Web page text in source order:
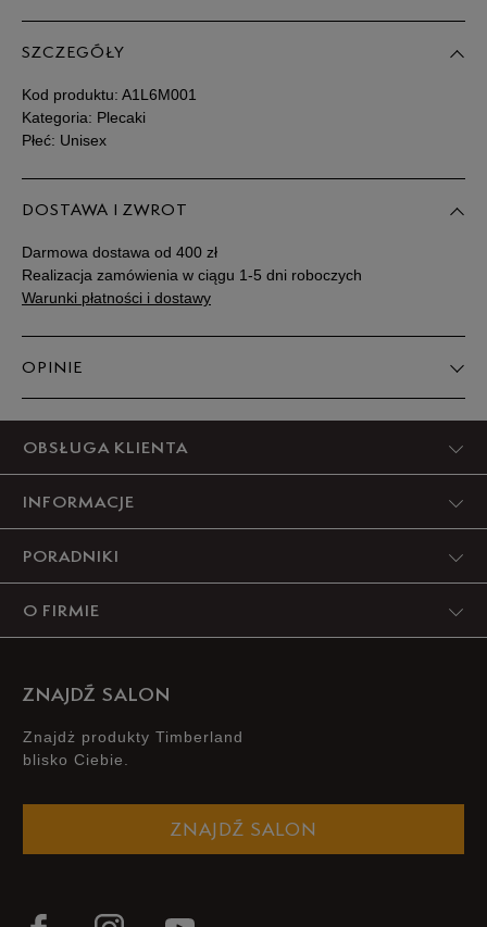
SZCZEGÓŁY
Kod produktu: A1L6M001
Kategoria: Plecaki
Płeć: Unisex
DOSTAWA I ZWROT
Darmowa dostawa od 400 zł
Realizacja zamówienia w ciągu 1-5 dni roboczych
Warunki płatności i dostawy
OPINIE
OBSŁUGA KLIENTA
INFORMACJE
PORADNIKI
O FIRMIE
ZNAJDŹ SALON
Znajdż produkty Timberland
blisko Ciebie.
ZNAJDŹ SALON